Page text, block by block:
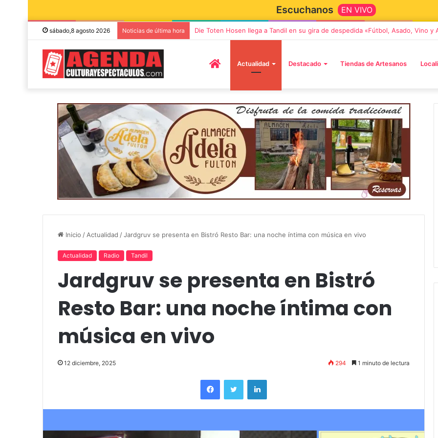
Escuchanos EN VIVO
sábado,8 agosto 2026 Noticias de última hora “TIRRIA” llega a Tandil con un elenco de lujo encabezado por Capusotto,
Actualidad Destacado Tiendas de Artesanos
Inicio /Actualidad /Jardgruv se presenta en Bistró Resto Bar: una noche íntima con música en vivo
Actualidad Radio Tandil
Jardgruv se presenta en Bistró
Resto Bar: una noche íntima con
música en vivo
12 diciembre, 2025 294 1 minuto de lectura
Sonares presentará «Noel», un
concierto de Navidad con dos
funciones en Tandil
5 octubre, 2026
en su gira de despedida
«Fútbol, Asado, Vino y Adiós
Amigos»
elenco de lujo encabezado por
Capusotto, Spregelburd y